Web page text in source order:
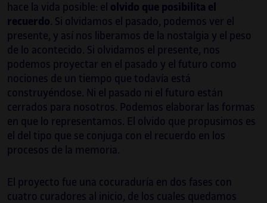
hace la vida posible: el olvido que posibilita el
recuerdo. Si olvidamos el pasado, podemos ver el
presente, y así nos liberamos de la nostalgia y el peso
de lo acontecido. Si olvidamos el presente, nos
podemos proyectar en el pasado y el futuro como
nociones de un tiempo que todavía está
construyéndose. Ni el pasado ni el futuro están
cerrados para nosotros. Podemos elaborar las formas
en que lo representamos. El olvido que propusimos es
el del tipo que se conjuga con el recuerdo en los
procesos de la memoria.
El proyecto fue una cocuraduría en dos fases con
cuatro curadores al inicio, de los cuales quedamos